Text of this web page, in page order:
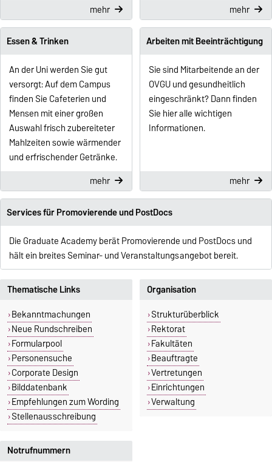
mehr
mehr
Essen & Trinken
An der Uni werden Sie gut
versorgt: Auf dem Campus
finden Sie Cafeterien und
Mensen mit einer großen
Auswahl frisch zubereiteter
Mahlzeiten sowie wärmender
und erfrischender Getränke.
mehr
Arbeiten mit Beeinträchtigung
Sie sind Mitarbeitende an der
OVGU und gesundheitlich
eingeschränkt? Dann finden
Sie hier alle wichtigen
Informationen.
mehr
Services für Promovierende und PostDocs
Die Graduate Academy berät Promovierende und PostDocs und
hält ein breites Seminar- und Veranstaltungsangebot bereit.
Thematische Links
Bekanntmachungen
Neue Rundschreiben
Formularpool
Personensuche
Corporate Design
Bilddatenbank
Empfehlungen zum Wording
Stellenausschreibung
Organisation
Strukturüberblick
Rektorat
Fakultäten
Beauftragte
Vertretungen
Einrichtungen
Verwaltung
Notrufnummern